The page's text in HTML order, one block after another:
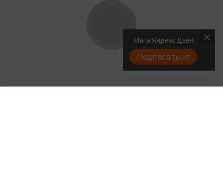
Мы в Яндекс Дзен
Подписаться